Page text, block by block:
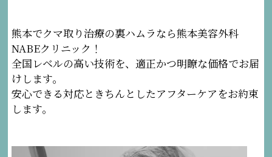
熊本でクマ取り治療の裏ハムラなら熊本美容外科
NABEクリニック！
全国レベルの高い技術を、適正かつ明瞭な価格でお届
けします。
安心できる対応ときちんとしたアフターケアをお約束
します。